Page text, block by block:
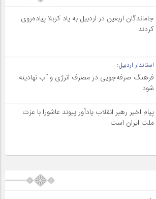
جاماندگان اربعین در اردبیل به یاد کربلا پیاده‌روی
کردند
استاندار اردبیل:
فرهنگ صرفه‌جویی در مصرف انرژی و آب نهادینه
شود
پیام اخیر رهبر انقلاب یادآور پیوند عاشورا با عزت
ملت ایران است